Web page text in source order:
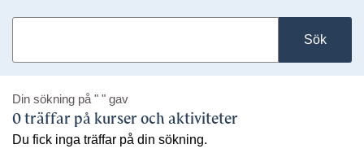
Sök
Din sökning på " " gav
0 träffar på kurser och aktiviteter
Du fick inga träffar på din sökning.